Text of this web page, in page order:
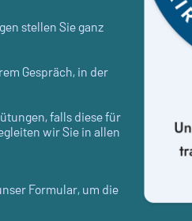
stellen Sie ganz
Gespräch, in der
falls diese für
wir Sie in allen
Formular, um die